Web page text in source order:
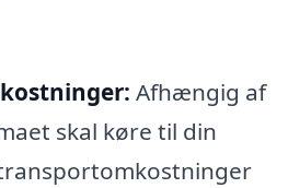
Afhængig af
skal køre til din